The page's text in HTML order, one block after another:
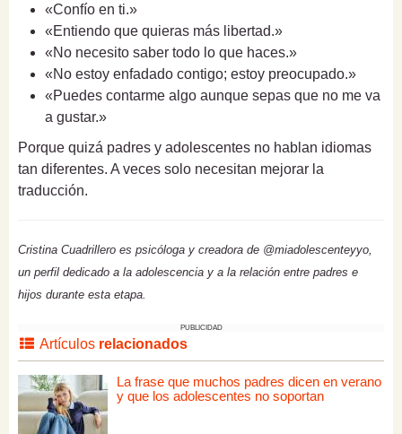
«Confío en ti.»
«Entiendo que quieras más libertad.»
«No necesito saber todo lo que haces.»
«No estoy enfadado contigo; estoy preocupado.»
«Puedes contarme algo aunque sepas que no me va
a gustar.»
Porque quizá padres y adolescentes no hablan idiomas
tan diferentes. A veces solo necesitan mejorar la
traducción.
Cristina Cuadrillero es psicóloga y creadora de @miadolescenteyyo,
un perfil dedicado a la adolescencia y a la relación entre padres e
hijos durante esta etapa.
PUBLICIDAD
Artículos relacionados
La frase que muchos padres dicen en verano
y que los adolescentes no soportan